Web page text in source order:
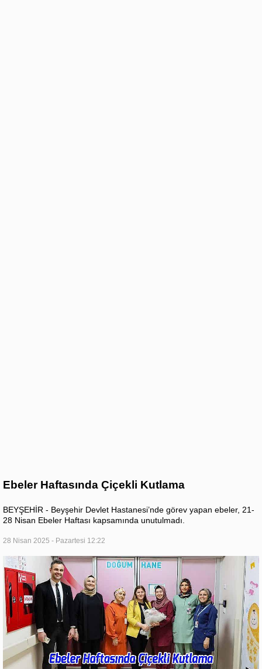
Ebeler Haftasında Çiçekli Kutlama
BEYŞEHİR - Beyşehir Devlet Hastanesi’nde görev yapan ebeler, 21-
28 Nisan Ebeler Haftası kapsamında unutulmadı.
28 Nisan 2025 - Pazartesi 12:22